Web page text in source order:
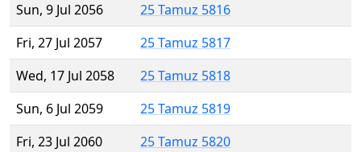
Sun, 9 Jul 2056
25 Tamuz 5816
Fri, 27 Jul 2057
25 Tamuz 5817
Wed, 17 Jul 2058
25 Tamuz 5818
Sun, 6 Jul 2059
25 Tamuz 5819
Fri, 23 Jul 2060
25 Tamuz 5820